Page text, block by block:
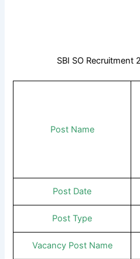
SBI SO Recruitment
Post Name
Post Date
Post Type
Vacancy Post Name